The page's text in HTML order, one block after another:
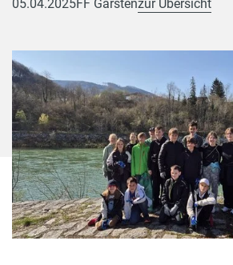
05.04.2025FF Garstenzur Übersicht